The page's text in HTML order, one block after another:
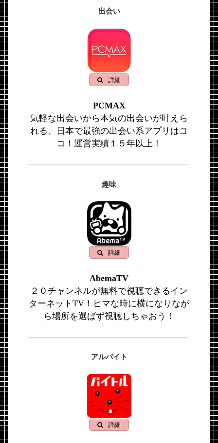
出会い
詳細
PCMAX
気軽な出会いから本気の出会いが叶えら
れる、日本で最強の出会い系アプリはコ
コ！運営実績１５年以上！
趣味
詳細
AbemaTV
２０チャンネルが無料で視聴できるイン
ターネットTV！ヒマな時に横になりなが
ら場所を選ばず視聴しちゃおう！
アルバイト
詳細